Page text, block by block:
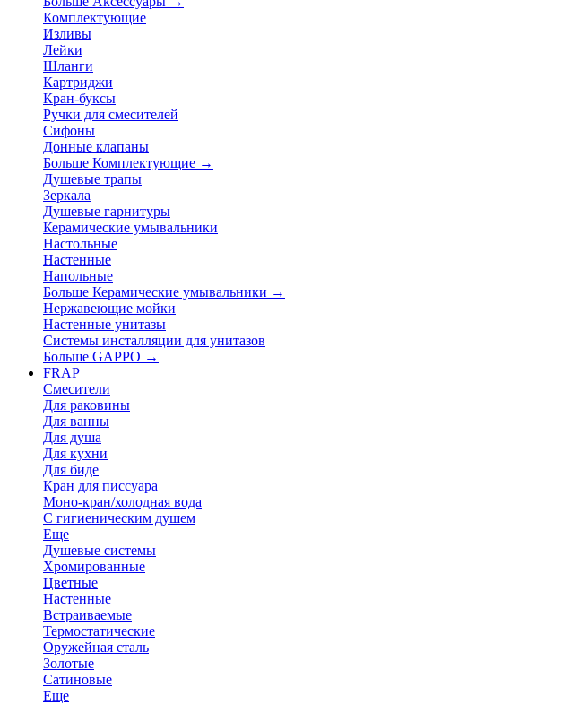
Комплектующие
Изливы
Лейки
Шланги
Картриджи
Кран-буксы
Ручки для смесителей
Сифоны
Донные клапаны
Больше Комплектующие →
Душевые трапы
Зеркала
Душевые гарнитуры
Керамические умывальники
Настольные
Настенные
Напольные
Больше Керамические умывальники →
Нержавеющие мойки
Настенные унитазы
Системы инсталляции для унитазов
Больше GAPPO →
FRAP
Смесители
Для раковины
Для ванны
Для душа
Для кухни
Для биде
Кран для писсуара
Моно-кран/холодная вода
С гигиеническим душем
Еще
Душевые системы
Хромированные
Цветные
Настенные
Встраиваемые
Термостатические
Оружейная сталь
Золотые
Сатиновые
Еще